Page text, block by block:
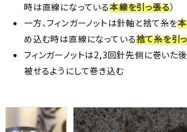
時は直線になっている本線を引っ張る）
一方、フィンガーノットは針軸と捨て糸を
め込む時は直線になっている捨て糸を引
フィンガーノットは2,3回針先側に巻いた後
被せるようにして巻き込む